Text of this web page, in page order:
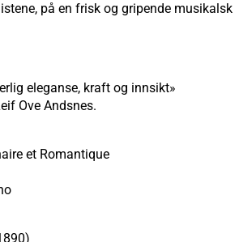
på en frisk og gripende musikalsk
eleganse, kraft og innsikt»
Ove Andsnes.
et Romantique